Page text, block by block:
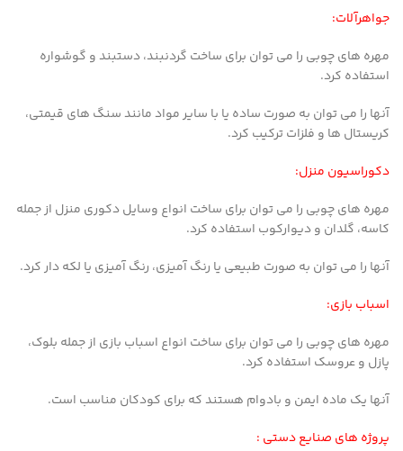
جواهرآلات:
مهره های چوبی را می توان برای ساخت گردنبند، دستبند و گوشواره
استفاده کرد.
آنها را می توان به صورت ساده یا با سایر مواد مانند سنگ های قیمتی،
کریستال ها و فلزات ترکیب کرد.
دکوراسیون منزل:
مهره های چوبی را می توان برای ساخت انواع وسایل دکوری منزل از جمله
کاسه، گلدان و دیوارکوب استفاده کرد.
آنها را می توان به صورت طبیعی یا رنگ آمیزی، رنگ آمیزی یا لکه دار کرد.
اسباب بازی:
مهره های چوبی را می توان برای ساخت انواع اسباب بازی از جمله بلوک،
پازل و عروسک استفاده کرد.
آنها یک ماده ایمن و بادوام هستند که برای کودکان مناسب است.
پروژه های صنایع دستی :